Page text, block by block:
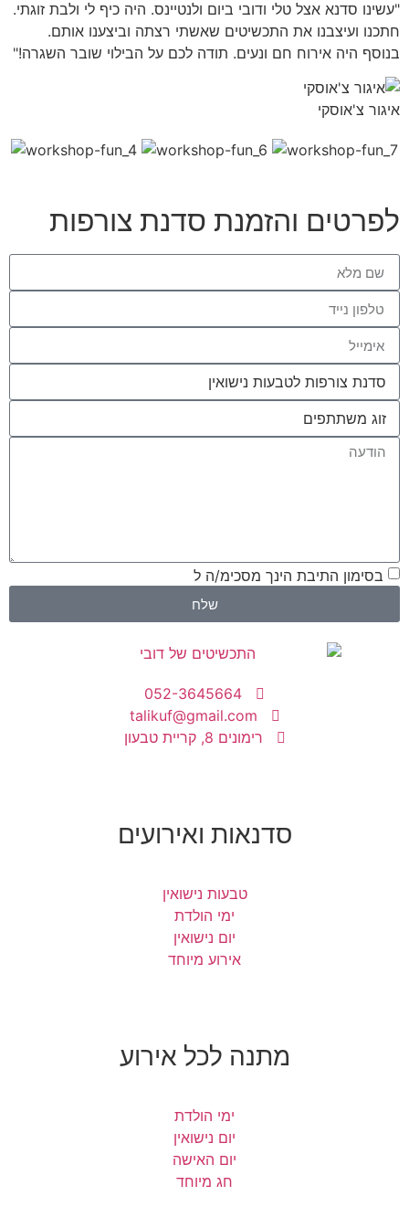
"עשינו סדנא אצל טלי ודובי ביום ולנטיינס. היה כיף לי ולבת זוגתי.
חתכנו ועיצבנו את התכשיטים שאשתי רצתה וביצענו אותם.
בנוסף היה אירוח חם ונעים. תודה לכם על הבילוי שובר השגרה!"
איגור צ'אוסקי
לפרטים והזמנת סדנת צורפות
בסימון התיבת הינך מסכימ/ה ל
שלח
052-3645664
talikuf@gmail.com
רימונים 8, קריית טבעון
סדנאות ואירועים
טבעות נישואין
ימי הולדת
יום נישואין
אירוע מיוחד
מתנה לכל אירוע
ימי הולדת
יום נישואין
יום האישה
חג מיוחד